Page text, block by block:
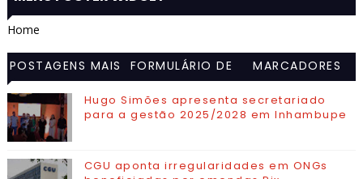
Home
POSTAGENS MAIS
VISITADAS
FORMULÁRIO DE
MARCADORES
Hugo Simões apresenta secretariado
para a gestão 2025/2028 em Inhambupe
CGU aponta irregularidades em ONGs